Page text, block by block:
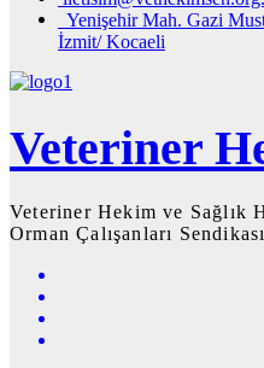
Yenişehir Mah. Gazi
İzmit/ Kocaeli
Veteriner
Veteriner Hekim ve Sağlık
Orman Çalışanları Sendikası